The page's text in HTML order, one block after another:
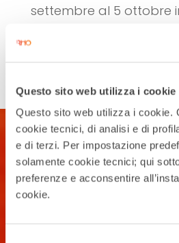
Questo sito web utilizza i cookie
Questo sito web utilizza i cookie.
cookie tecnici, di analisi e di
e di terzi. Per impostazione
solamente cookie tecnici; qui
preferenze e acconsentire
cookie.
settembre al 5 ottobre